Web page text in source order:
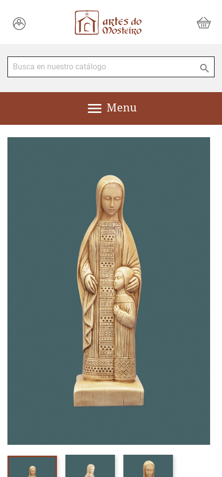

 Menu